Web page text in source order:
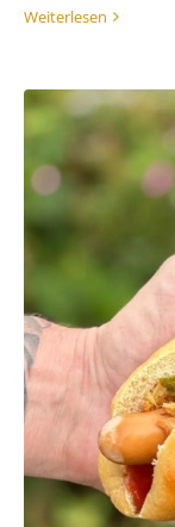
Weiterlesen